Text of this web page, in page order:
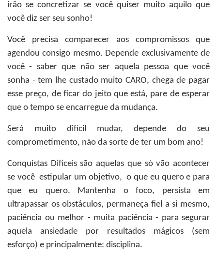
irão se concretizar se você quiser muito aquilo que
você diz ser seu sonho!
Você precisa comparecer aos compromissos que
agendou consigo mesmo. Depende exclusivamente de
você - saber que não ser aquela pessoa que você
sonha - tem lhe custado muito CARO, chega de pagar
esse preço, de ficar do jeito que está, pare de esperar
que o tempo se encarregue da mudança.
Será muito difícil mudar, depende do seu
comprometimento, não da sorte de ter um bom ano!
Conquistas Difíceis são aquelas que só vão acontecer
se você estipular um objetivo, o que eu quero e para
que eu quero. Mantenha o foco, persista em
ultrapassar os obstáculos, permaneça fiel a si mesmo,
paciência ou melhor - muita paciência - para segurar
aquela ansiedade por resultados mágicos (sem
esforço) e principalmente: disciplina.